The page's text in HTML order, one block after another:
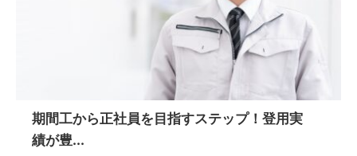
期間工から正社員を目指すステップ！登用実
績が豊...